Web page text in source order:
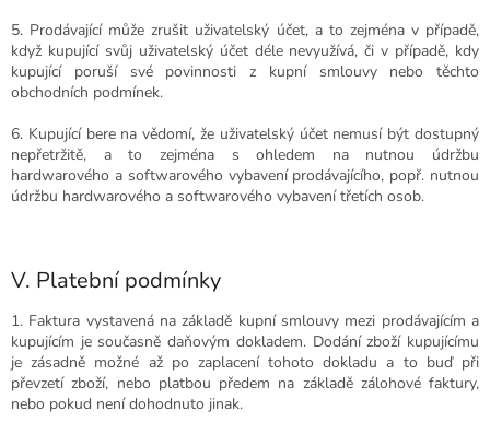
5. Prodávající může zrušit uživatelský účet, a to zejména v případě,
když kupující svůj uživatelský účet déle nevyužívá, či v případě, kdy
kupující poruší své povinnosti z kupní smlouvy nebo těchto
obchodních podmínek.
6. Kupující bere na vědomí, že uživatelský účet nemusí být dostupný
nepřetržitě, a to zejména s ohledem na nutnou údržbu
hardwarového a softwarového vybavení prodávajícího, popř. nutnou
údržbu hardwarového a softwarového vybavení třetích osob.
V. Platební podmínky
1. Faktura vystavená na základě kupní smlouvy mezi prodávajícím a
kupujícím je současně daňovým dokladem. Dodání zboží kupujícímu
je zásadně možné až po zaplacení tohoto dokladu a to buď při
převzetí zboží, nebo platbou předem na základě zálohové faktury,
nebo pokud není dohodnuto jinak.